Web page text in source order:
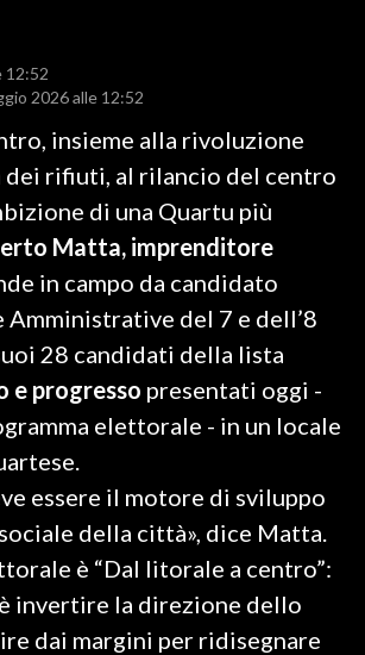
12:52
2026 alle 12:52
insieme alla rivoluzione
dei rifiuti, al rilancio del centro
di una Quartu più
Matta, imprenditore
in campo da candidato
Amministrative del 7 e dell’8
28 candidati della lista
e progresso presentati oggi -
elettorale - in un locale
essere il motore di sviluppo
della città», dice Matta.
è “Dal litorale a centro”:
invertire la direzione dello
dai margini per ridisegnare